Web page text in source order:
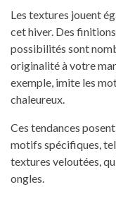
Les textures jouent
cet hiver. Des finitions
possibilités sont
originalité à votre
exemple, imite les
chaleureux.
Ces tendances
motifs spécifiques,
textures veloutées,
ongles.